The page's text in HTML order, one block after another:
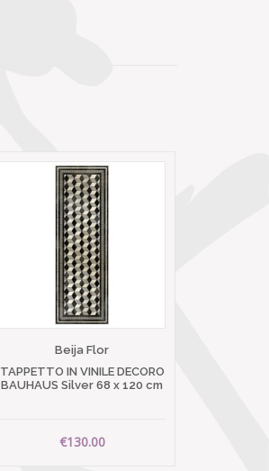
Beija Flor
TAPPETTO IN VINILE DECORO
BAUHAUS Silver 68 x 120 cm
€130.00